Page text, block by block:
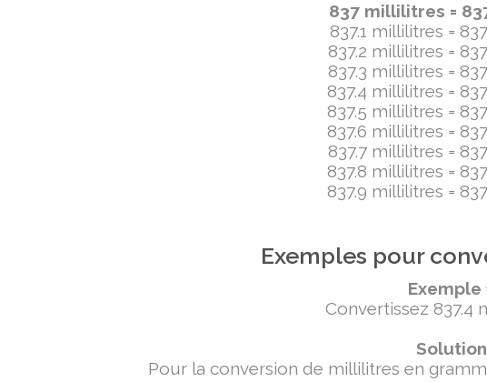
837 millilitres =
837.1 millilitres =
837.2 millilitres =
837.3 millilitres =
837.4 millilitres =
837.5 millilitres =
837.6 millilitres =
837.7 millilitres =
837.8 millilitres =
837.9 millilitres =
Exemples pour
Exemple
Convertissez 837.4
Pour la conversion de millilitres en